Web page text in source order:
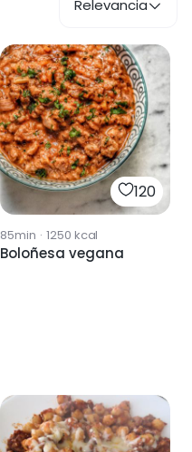
Relevancia
120
85min · 1250 kcal
Boloñesa vegana